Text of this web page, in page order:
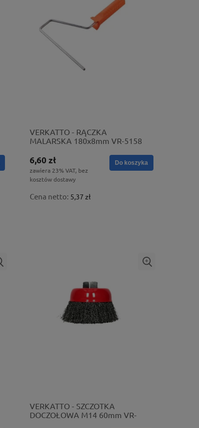
VERKATTO - RĄCZKA
MALARSKA 180x8mm VR-5158
6,60 zł
zawiera 23% VAT, bez
kosztów dostawy
Cena netto: 5,37 zł
Do koszyka
VERKATTO - SZCZOTKA
DOCZOŁOWA M14 60mm VR-